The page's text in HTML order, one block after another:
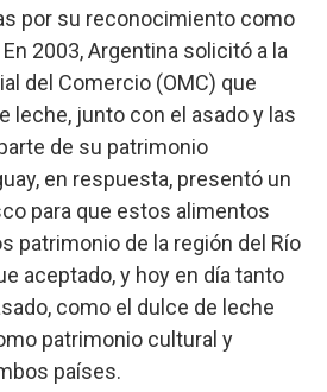
por su reconocimiento como
2003, Argentina solicitó a la
del Comercio (OMC) que
leche, junto con el asado y las
de su patrimonio
en respuesta, presentó un
para que estos alimentos
patrimonio de la región del Río
aceptado, y hoy en día tanto
como el dulce de leche
patrimonio cultural y
países.